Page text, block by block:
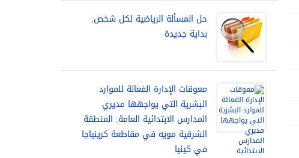
حل المسألة الرياضية لكل شخص:
بداية جديدة
معوقات الإدارة الفعالة للموارد
البشرية التي يواجهها مديري
المدارس الابتدائية العامة: المنطقة
الشرقية مويه في مقاطعة كرينياجا
في كينيا